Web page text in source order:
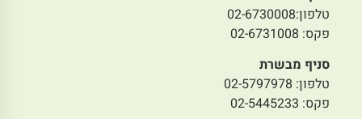
טלפון:02-6730008
פקס: 02-6731008
סניף מבשרת
טלפון: 02-5797978
פקס: 02-5445233